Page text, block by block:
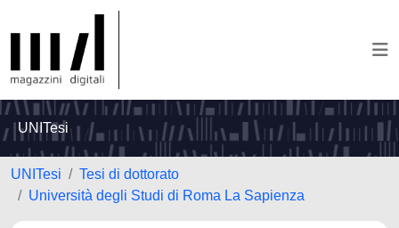
UNITesi
UNITesi
Tesi di dottorato
Università degli Studi di Roma La Sapienza